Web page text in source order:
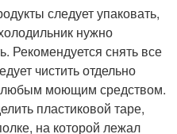
следует упаковать,
нужно
Рекомендуется снять все
чистить отдельно
любым моющим средством.
пластиковой таре,
на которой лежал